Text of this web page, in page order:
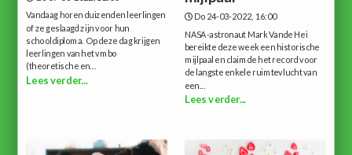
Vandaag horen duizenden leerlingen
of ze geslaagd zijn voor hun
schooldiploma. Op deze dag krijgen
leerlingen van het vmbo
(theoretische en...
Lees verder...
Do 24-03-2022, 16:00
NASA-astronaut Mark Vande Hei
bereikte deze week een historische
mijlpaal en claimde het record voor
de langste enkele ruimtevlucht van
een...
Lees verder...